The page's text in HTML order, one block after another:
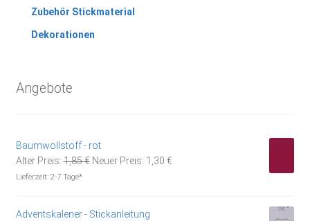
Zubehör Stickmaterial
Dekorationen
Angebote
Baumwollstoff - rot
Alter Preis: 1,85€ Ursprünglicher
Neuer Preis: 1,30 €Aktueller
Lieferzeit: 2-7 Tage*
Adventskalener - Stickanleitung